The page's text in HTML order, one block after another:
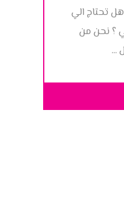
تحتاج الي
؟ نحن من
...